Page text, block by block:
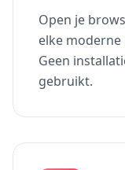
Open je
elke
Geen
gebruikt.